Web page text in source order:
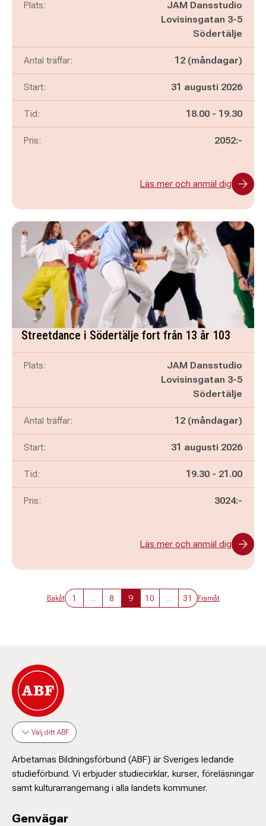
Plats:
JAM Dansstudio
Lovisinsgatan 3-5
Södertälje
Antal träffar: 12 (måndagar)
Start: 31 augusti 2026
Tid: Pågår mellan
18.00 - och
19.30
Pris: 2052:-
Läs mer och anmäl dig
Streetdance i Södertälje fort från 13 år 103
Plats:
JAM Dansstudio
Lovisinsgatan 3-5
Södertälje
Antal träffar: 12 (måndagar)
Start: 31 augusti 2026
Tid: Pågår mellan
19.30 - och
21.00
Pris: 3024:-
Läs mer och anmäl dig
Bakåt 1 8 9 10 31 Framåt
Välj ditt ABF
Arbetarnas Bildningsförbund (ABF) är Sveriges ledande
studieförbund. Vi erbjuder studiecirklar, kurser, föreläsningar
samt kulturarrangemang i alla landets kommuner.
Genvägar